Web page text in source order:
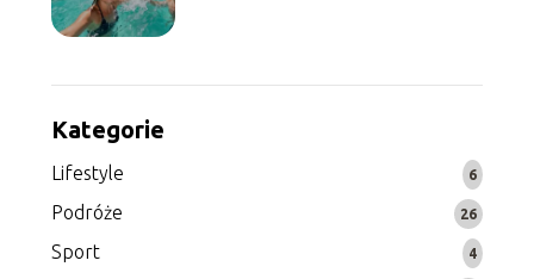
Kategorie
Lifestyle 6
Podróże 26
Sport 4